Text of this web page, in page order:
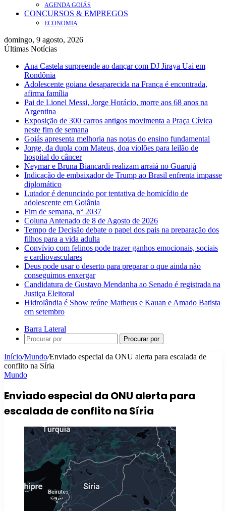
AGENDA GOIÁS
CONCURSOS & EMPREGOS
ECONOMIA
domingo, 9 agosto, 2026
Últimas Notícias
Ana Castela surpreende ao dançar com DJ Jiraya Uai em
Rondônia
Adolescente goiana desaparecida na França é encontrada,
afirma família
Pai de Lionel Messi, Jorge Horácio, morre aos 68 anos na
Argentina
Exposição de 300 carros antigos movimenta a Praça Cívica
neste fim de semana
Goiás apresenta melhoria nas notas do ensino fundamental
Jorge, da dupla com Mateus, doa violões para leilão de
hospital do câncer
Neymar e Bruna Biancardi realizam arraiá no Guarujá
Indicação de embaixador de Trump ao Brasil enfrenta impasse
diplomático
Lutador é denunciado por tentativa de homicídio de
adolescente em Goiânia
Fim de semana, n° 2037
Coluna Antenado de 8 de Agosto de 2026
Tempo de Decisão debate o papel dos pais na preparação dos
filhos para a vida adulta
Convívio com felinos pode trazer ganhos emocionais, sociais
e cardiovasculares
Deus pode usar o deserto para preparar o que ainda não
conseguimos enxergar
Candidatura de Gustavo Mendanha ao Senado é registrada na
Justiça Eleitoral
Hidrolândia é Show reúne Matheus e Kauan e Amado Batista
em setembro
Barra Lateral
Procurar por
Início/Mundo/Enviado especial da ONU alerta para escalada de
conflito na Síria
Mundo
Enviado especial da ONU alerta para
escalada de conflito na Síria